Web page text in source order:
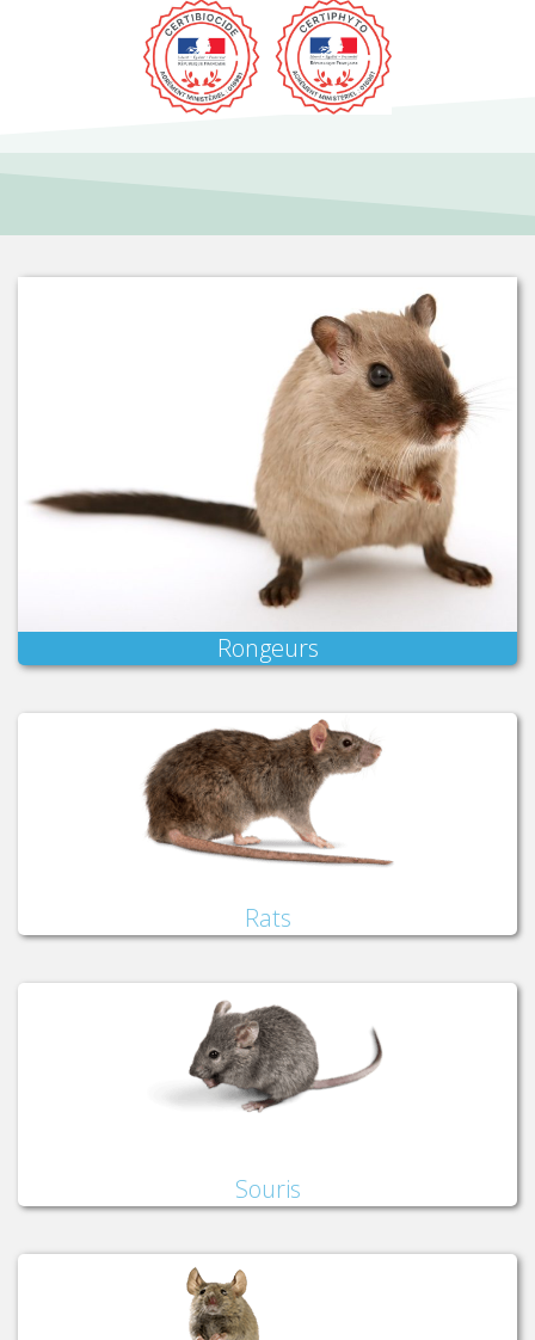
Rongeurs
Rats
Souris